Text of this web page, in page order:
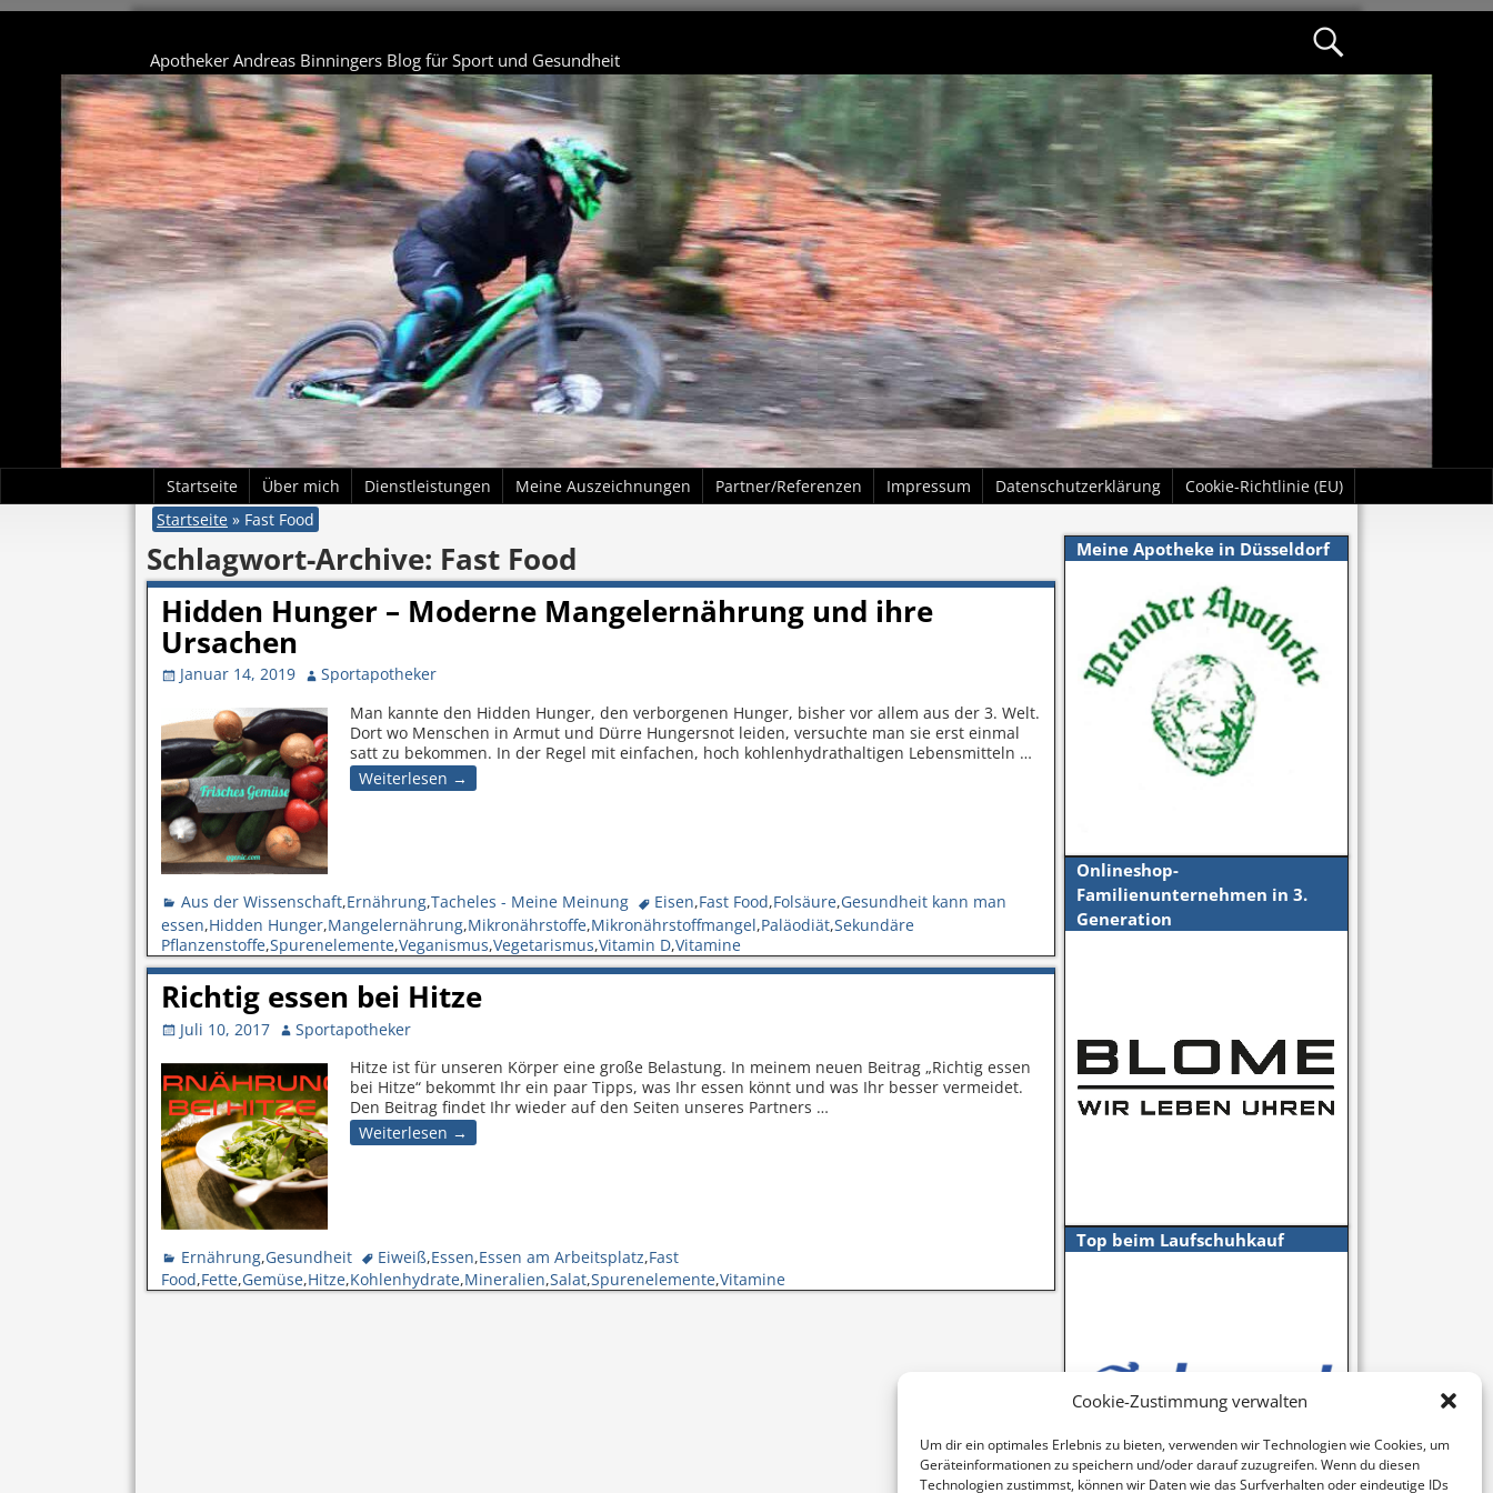
Cookie-Zustimmung verwalten
Um dir ein optimales Erlebnis zu bieten, verwenden wir Technologien wie Cookies, um
Geräteinformationen zu speichern und/oder darauf zuzugreifen. Wenn du diesen
Technologien zustimmst, können wir Daten wie das Surfverhalten oder eindeutige IDs
Apotheker Andreas Binningers Blog für Sport und Gesundheit
Startseite Über mich Dienstleistungen Meine Auszeichnungen Partner/Referenzen Impressum Datenschutzerklärung
Cookie-Richtlinie (EU)
Startseite » Fast Food
Schlagwort-Archive: Fast Food
Hidden Hunger – Moderne Mangelernährung und ihre
Ursachen
Januar 14, 2019
Sportapotheker
Man kannte den Hidden Hunger, den verborgenen Hunger, bisher vor allem aus der 3. Welt.
Dort wo Menschen in Armut und Dürre Hungersnot leiden, versuchte man sie erst einmal
satt zu bekommen. In der Regel mit einfachen, hoch kohlenhydrathaltigen Lebensmitteln …
Weiterlesen →
Aus der Wissenschaft,Ernährung,Tacheles - Meine Meinung Eisen,Fast Food,Folsäure,Gesundheit kann man
essen,Hidden Hunger,Mangelernährung,Mikronährstoffe,Mikronährstoffmangel,Paläodiät,Sekundäre
Pflanzenstoffe,Spurenelemente,Veganismus,Vegetarismus,Vitamin D,Vitamine
Richtig essen bei Hitze
Juli 10, 2017
Sportapotheker
Hitze ist für unseren Körper eine große Belastung. In meinem neuen Beitrag „Richtig essen
bei Hitze“ bekommt Ihr ein paar Tipps, was Ihr essen könnt und was Ihr besser vermeidet.
Den Beitrag findet Ihr wieder auf den Seiten unseres Partners …
Weiterlesen →
Ernährung,Gesundheit Eiweiß,Essen,Essen am Arbeitsplatz,Fast
Food,Fette,Gemüse,Hitze,Kohlenhydrate,Mineralien,Salat,Spurenelemente,Vitamine
Meine Apotheke in Düsseldorf
Onlineshop-
Familienunternehmen in 3.
Generation
Top beim Laufschuhkauf